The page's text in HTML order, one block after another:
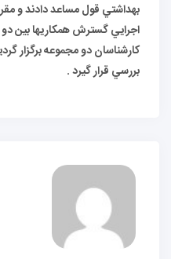
بهداشتي قول مساعد دادند و
اجرايي گسترش همكاريها بين
كارشناسان دو مجموعه برگزار
بررسي قرار گيرد .